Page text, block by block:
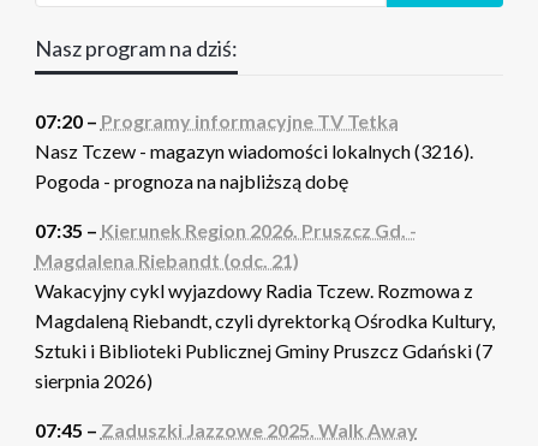
Nasz program na dziś:
07:20 – Programy informacyjne TV Tetka
Nasz Tczew - magazyn wiadomości lokalnych (3216).
Pogoda - prognoza na najbliższą dobę
07:35 – Kierunek Region 2026. Pruszcz Gd. -
Magdalena Riebandt (odc. 21)
Wakacyjny cykl wyjazdowy Radia Tczew. Rozmowa z
Magdaleną Riebandt, czyli dyrektorką Ośrodka Kultury,
Sztuki i Biblioteki Publicznej Gminy Pruszcz Gdański (7
sierpnia 2026)
07:45 – Zaduszki Jazzowe 2025. Walk Away